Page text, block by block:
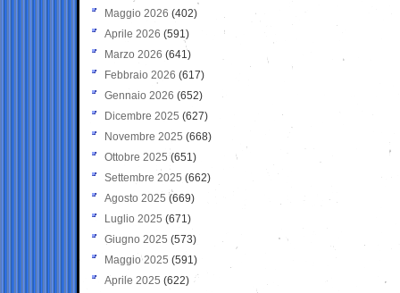
Maggio 2026 (402)
Aprile 2026 (591)
Marzo 2026 (641)
Febbraio 2026 (617)
Gennaio 2026 (652)
Dicembre 2025 (627)
Novembre 2025 (668)
Ottobre 2025 (651)
Settembre 2025 (662)
Agosto 2025 (669)
Luglio 2025 (671)
Giugno 2025 (573)
Maggio 2025 (591)
Aprile 2025 (622)